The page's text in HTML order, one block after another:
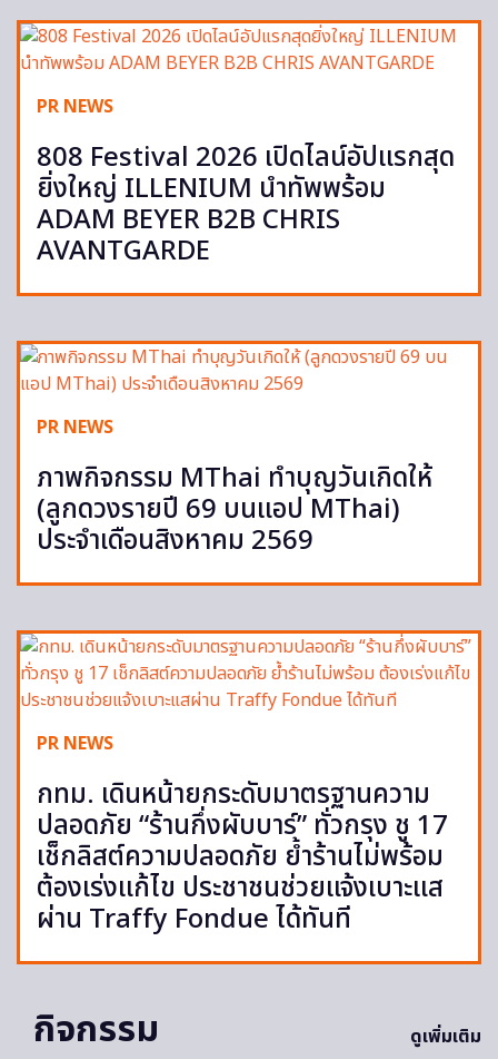
PR NEWS
808 Festival 2026 เปิดไลน์อัปแรกสุด
ยิ่งใหญ่ ILLENIUM นำทัพพร้อม
ADAM BEYER B2B CHRIS
AVANTGARDE
PR NEWS
ภาพกิจกรรม MThai ทำบุญวันเกิดให้
(ลูกดวงรายปี 69 บนแอป MThai)
ประจำเดือนสิงหาคม 2569
PR NEWS
กทม. เดินหน้ายกระดับมาตรฐานความ
ปลอดภัย “ร้านกึ่งผับบาร์” ทั่วกรุง ชู 17
เช็กลิสต์ความปลอดภัย ย้ำร้านไม่พร้อม
ต้องเร่งแก้ไข ประชาชนช่วยแจ้งเบาะแส
ผ่าน Traffy Fondue ได้ทันที
กิจกรรม ดูเพิ่มเติม